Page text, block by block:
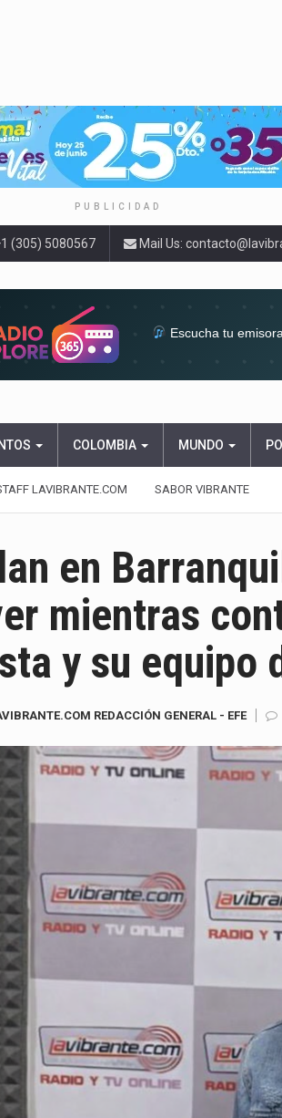
PUBLICIDAD
(305) 5080567 Mail Us:
Escucha tu
COLOMBIA MUNDO
LAVIBRANTE.COM SABOR VIBRANTE
en
mientras
y su equipo
REDACCIÓN GENERAL - EFE